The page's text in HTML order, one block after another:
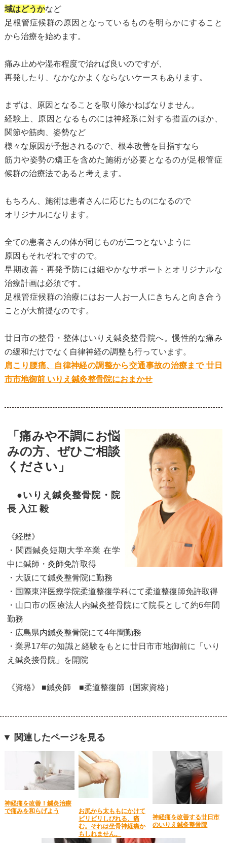
域はどうかなど
足根管症候群の原因となっているものを明らかにすること
から治療を始めます。
痛み止めや湿布程度で治れば良いのですが、
再発したり、なかなかよくならないケースもあります。
まずは、原因となることを取り除かねばなりません。
経験上、原因となるものには神経系に対する措置のほか、
関節や筋肉、姿勢など
様々な原因が予想されるので、根本改善を目指すなら
筋力や姿勢の矯正を含めた施術が必要となるのが足根管症
候群の治療法であると考えます。
もちろん、施術は患者さんに応じたものになるので
オリジナルになります。
全ての患者さんの体が同じものが二つとないように
原因もそれぞれですので。
早期改善・再発予防には細やかなサポートとオリジナルな
治療計画は必須です。
足根管症候群の治療にはお一人お一人にきちんと向き合う
ことが大前提なのです。
廿日市の整骨・整体はいりえ鍼灸整骨院へ。慢性的な痛み
の緩和だけでなく自律神経の調整も行っています。
肩こり腰痛、自律神経の調整から交通事故の治療まで 廿日
市市地御前 いりえ鍼灸整骨院におまかせ
「痛みや不調にお悩
みの方、ぜひご相談
ください」
●いりえ鍼灸整骨院・院
長 入江 毅
《経歴》
・関西鍼灸短期大学卒業 在学
中に鍼師・灸師免許取得
・大阪にて鍼灸整骨院に勤務
・国際東洋医療学院柔道整復学科にて柔道整復師免許取得
・山口市の医療法人内鍼灸整骨院にて院長として約6年間
勤務
・広島県内鍼灸整骨院にて4年間勤務
・業界17年の知識と経験をもとに廿日市市地御前に「いり
え鍼灸接骨院」を開院
《資格》 ■鍼灸師 ■柔道整復師（国家資格）
▼ 関連したページを見る
神経痛を改善！鍼灸治療
で痛みを和らげよう
お尻から太ももにかけて
ビリビリしびれる、痛
む。それは坐骨神経痛か
もしれません。
神経痛を改善する廿日市
のいりえ鍼灸整骨院